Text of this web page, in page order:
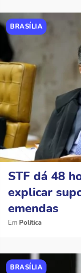
BRASÍLIA
STF dá 48
explicar
emendas
Política
BRASÍLIA